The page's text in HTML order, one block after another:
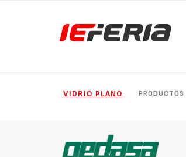
VIDRIO PLANO PRODUCTOS